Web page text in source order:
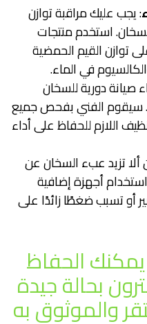
: يجب عليك مراقبة توازن
استخدم منتجات
توازن القيم الحمضية
في الماء.
صيانة دورية للسخان
سيقوم الفني بفحص جميع
اللازم للحفاظ على أداء
ألا تزيد عبء السخان عن
أجهزة إضافية
أو تسبب ضغطًا زائدًا على
يمكنك الحفاظ
بحالة جيدة
والموثوق به